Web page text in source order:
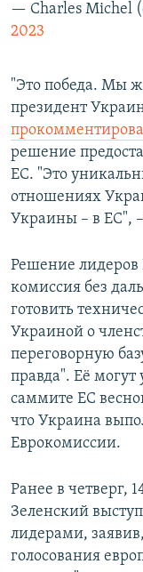
— Charles Michel
2023
"Это победа. Мы
президент
решение
ЕС. "Это
отношениях
Украины – в ЕС",
Решение лидеров
комиссия без
готовить
Украиной о
переговорную
правда". Её
саммите ЕС
что Украина
Еврокомиссии.
Ранее в четверг,
Зеленский
лидерами,
голосования